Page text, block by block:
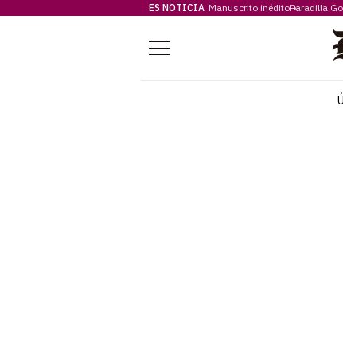
ES NOTICIA Manuscrito inéditoParadilla
Menú